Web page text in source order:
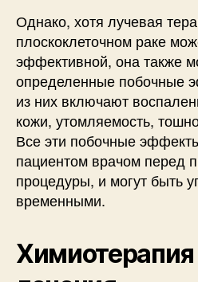
Однако, хотя лучевая
плоскоклеточном раке
эффективной, она также
определенные побочные
из них включают
кожи, утомляемость,
Все эти побочные
пациентом врачом перед
процедуры, и могут быть
временными.